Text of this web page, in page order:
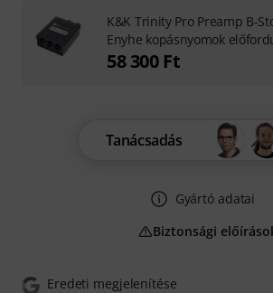
Eredeti megjelenítése
Tanácsadás
Gyártó adatai
Biztonsági
K&K Trinity Pro Preamp B-
Enyhe kopásnyomok
58 300 Ft